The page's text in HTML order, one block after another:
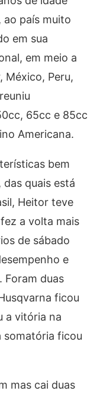
país muito
em sua
em meio a
México, Peru,
65cc e 85cc
Americana.
bem
quais está
Heitor teve
a volta mais
de sábado
e
Foram duas
ficou
a vitória na
somatória ficou
mas cai duas